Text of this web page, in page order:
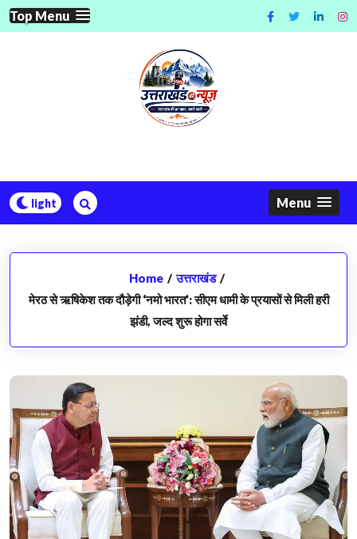
Skip
to
Top Menu
Menu
Home / उत्तराखंड /
​मेरठ से ऋषिकेश तक दौड़ेगी ‘नमो भारत’: सीएम धामी के प्रयासों से मिली हरी
झंडी, जल्द शुरू होगा सर्वे